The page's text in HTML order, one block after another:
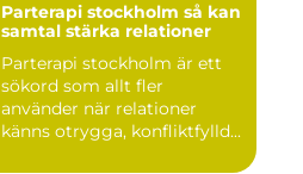
Parterapi stockholm så kan
samtal stärka relationer
Parterapi stockholm är ett
sökord som allt fler
använder när relationer
känns otrygga, konfliktfylld...